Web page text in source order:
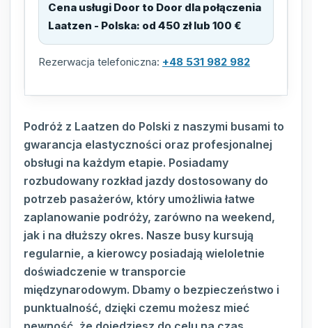
Cena usługi Door to Door dla połączenia
Laatzen - Polska: od 450 zł lub 100 €
Rezerwacja telefoniczna: +48 531 982 982
Podróż z Laatzen do Polski z naszymi busami to
gwarancja elastyczności oraz profesjonalnej
obsługi na każdym etapie. Posiadamy
rozbudowany rozkład jazdy dostosowany do
potrzeb pasażerów, który umożliwia łatwe
zaplanowanie podróży, zarówno na weekend,
jak i na dłuższy okres. Nasze busy kursują
regularnie, a kierowcy posiadają wieloletnie
doświadczenie w transporcie
międzynarodowym. Dbamy o bezpieczeństwo i
punktualność, dzięki czemu możesz mieć